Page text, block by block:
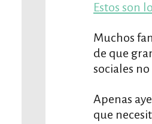
Estos son
Muchos
de que
sociales
Apenas
que